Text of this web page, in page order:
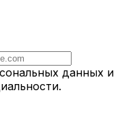
данных и
.